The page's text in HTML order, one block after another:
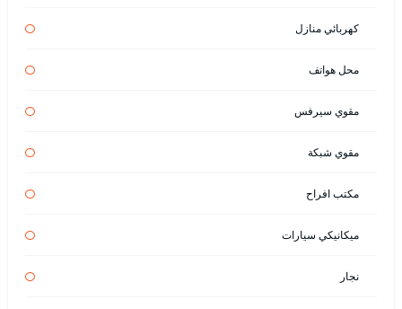
كهربائي منازل
محل هواتف
مقوي سيرفس
مقوي شبكة
مكتب افراح
ميكانيكي سيارات
نجار